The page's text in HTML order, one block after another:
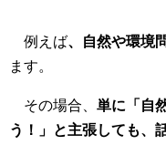
例えば、自然や環境
ます。
その場合、 単に「自
う！」と主張しても、